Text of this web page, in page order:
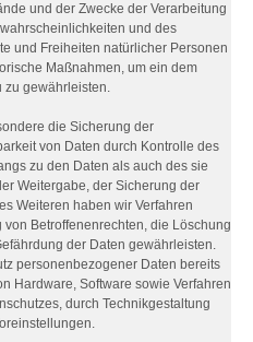
und der Zwecke der Verarbeitung
und des
und Freiheiten natürlicher Personen
Maßnahmen, um ein dem
zu gewährleisten.
die Sicherung der
von Daten durch Kontrolle des
zu den Daten als auch des sie
Weitergabe, der Sicherung der
Weiteren haben wir Verfahren
Betroffenenrechten, die Löschung
der Daten gewährleisten.
personenbezogener Daten bereits
Hardware, Software sowie Verfahren
durch Technikgestaltung